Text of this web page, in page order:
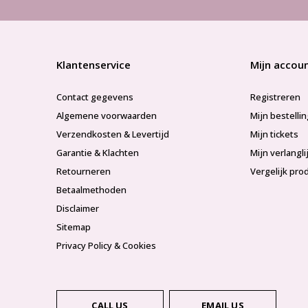
Klantenservice
Contact gegevens
Algemene voorwaarden
Verzendkosten & Levertijd
Garantie & Klachten
Retourneren
Betaalmethoden
Disclaimer
Sitemap
Privacy Policy & Cookies
Mijn
Registreren
Mijn
Mijn tickets
Mijn
Vergelijk
CALL US EMAIL US